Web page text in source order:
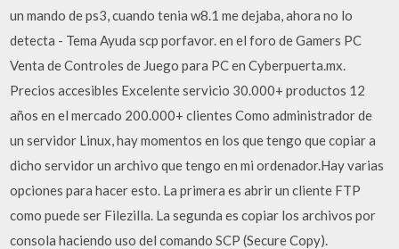
un mando de ps3, cuando tenia w8.1 me dejaba, ahora no lo
detecta - Tema Ayuda scp porfavor. en el foro de Gamers PC
Venta de Controles de Juego para PC en Cyberpuerta.mx.
Precios accesibles Excelente servicio 30.000+ productos 12
años en el mercado 200.000+ clientes Como administrador de
un servidor Linux, hay momentos en los que tengo que copiar a
dicho servidor un archivo que tengo en mi ordenador.Hay varias
opciones para hacer esto. La primera es abrir un cliente FTP
como puede ser Filezilla. La segunda es copiar los archivos por
consola haciendo uso del comando SCP (Secure Copy).